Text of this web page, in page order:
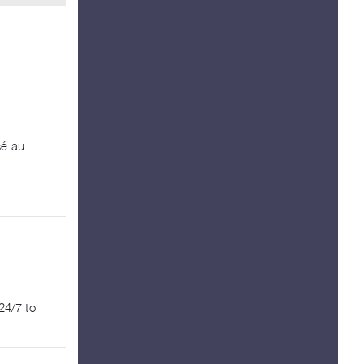
au
7 to